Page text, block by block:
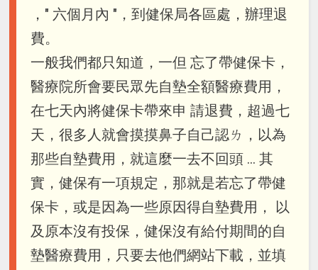
，" 六個月內 "，到健保局各區處，辦理退
費。
一般我們都只知道，一但 忘了帶健保卡，
醫療院所會要民眾先自墊全額醫療費用，
在七天內將健保卡帶來申 請退費，超過七
天，很多人就會摸摸鼻子自己認ㄌ，以為
那些自墊費用，就這麼一去不回頭 … 其
實，健保有一項規定，那就是若忘了帶健
保卡，或是因為一些原因得自墊費用， 以
及原本沒有投保，健保沒有給付期間的自
墊醫療費用，只要去他們網站下載，並填